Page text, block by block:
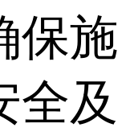
保施
全及